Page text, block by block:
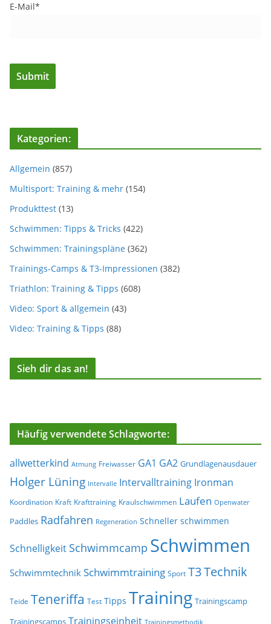
E-Mail*
Kategorien:
Allgemein (857)
Multisport: Training & mehr (154)
Produkttest (13)
Schwimmen: Tipps & Tricks (422)
Schwimmen: Trainingspläne (362)
Trainings-Camps & T3-Impressionen (382)
Triathlon: Training & Tipps (608)
Video: Sport & allgemein (43)
Video: Training & Tipps (88)
Sieh dir das an!
Häufig verwendete Schlagworte:
allwetterkind Atmung Freiwasser GA1 GA2 Grundlagenausdauer
Holger Lüning Intervalle Intervalltraining Ironman
Koordination Kraft Krafttraining Kraulschwimmen Laufen Openwater
Paddles Radfahren Regeneration Schneller schwimmen
Schnelligkeit Schwimmcamp Schwimmen
Schwimmtechnik Schwimmtraining Sport T3Technik
Teide Teneriffa Test Tipps Training Trainingscamp
Trainingscamps Trainingseinheit Trainingsmethodik